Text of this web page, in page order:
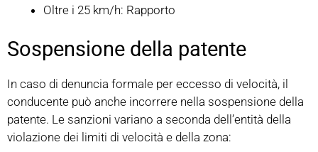
Oltre i 25 km/h: Rapporto
Sospensione della patente
In caso di denuncia formale per eccesso di velocità, il
conducente può anche incorrere nella sospensione della
patente. Le sanzioni variano a seconda dell’entità della
violazione dei limiti di velocità e della zona: